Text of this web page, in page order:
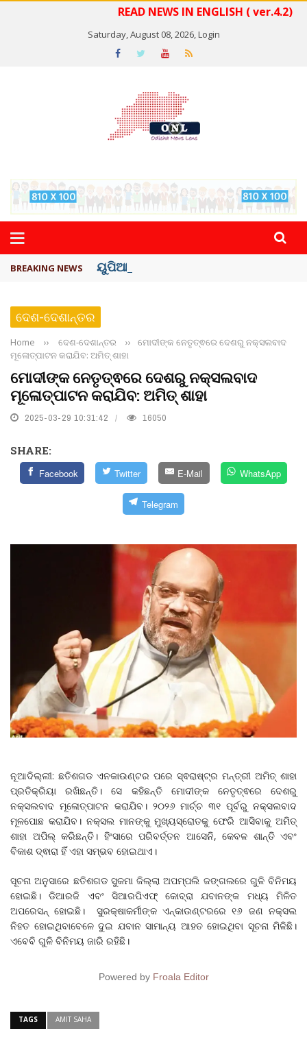
READ NEWS IN ENGLISH ( ver.4.2)
Saturday, August 08, 2026,Login
BREAKING NEWS ୟୁପିଆଇ ଓ ଅନ୍ୟାନ୍ୟ ଡିଜିଟାଲ୍ ନେଣଦେଣ ...
ଦେଶ-ଦେଶାନ୍ତର
Home ›› ଦେଶ-ଦେଶାନ୍ତର ››
ମୋଦୀଙ୍କ ନେତୃତ୍ଵରେ ଦେଶରୁ ନକ୍ସଲବାଦ
ମୂଳୋତ୍ପାଟନ କରାଯିବ: ଅମିତ୍ ଶାହା
ମୋଦୀଙ୍କ ନେତୃତ୍ଵରେ ଦେଶରୁ ନକ୍ସଲବାଦ
ମୂଳୋତ୍ପାଟନ କରାଯିବ: ଅମିତ୍ ଶାହା
2025-03-29 10:31:42 16050
SHARE:
Facebook Twitter E-Mail WhatsApp
Telegram
ନୂଆଦିଲ୍ଲୀ: ଛତିଶଗଡ ଏନକାଉଣ୍ଟର ପରେ ସ୍ଵରାଷ୍ଟ୍ର ମନ୍ତ୍ରୀ ଅମିତ୍ ଶାହା
ପ୍ରତିକ୍ରିୟା ରଖିଛନ୍ତି। ସେ କହିଛନ୍ତି ମୋଦୀଙ୍କ ନେତୃତ୍ଵରେ ଦେଶରୁ
ନକ୍ସଲବାଦ ମୂଳୋତ୍ପାଟନ କରାଯିବ। ୨୦୨୬ ମାର୍ଚ୍ଚ ୩୧ ପୂର୍ବରୁ ନକ୍ସଲବାଦ
ମୂଳପୋଛ କରାଯିବ। ନକ୍ସଲ ମାନଙ୍କୁ ମୁଖ୍ୟସ୍ରୋତକୁ ଫେରି ଆସିବାକୁ ଅମିତ୍
ଶାହା ଅପିଲ୍‌ କରିଛନ୍ତି। ହିଂସାରେ ପରିବର୍ତ୍ତନ ଆସେନି, କେବଳ ଶାନ୍ତି ଏବଂ
ବିକାଶ ଦ୍ଵାରା ହିଁ ଏହା ସମ୍ଭବ ହୋଇଥାଏ।
ସୂଚନା ଅନୁସାରେ ଛତିଶଗଡ ସୁକମା ଜିଲ୍ଲା ଅପମ୍ପଲି ଜଙ୍ଗଲରେ ଗୁଳି ବିନିମୟ
ହୋଇଛି। ଡିଆରଜି ଏବଂ ସିଆରପିଏଫ୍ କୋବ୍ରା ଯବାନଙ୍କ ମଧ୍ୟ ମିଳିତ
ଅପରେସନ୍ ହୋଇଛି। ସୁରକ୍ଷାକର୍ମୀଙ୍କ ଏନ୍‌କାଉଣ୍ଟରରେ ୧୬ ଜଣ ନକ୍ସଲ
ନିହତ ହୋଇଥିବାବେଳେ ଦୁଇ ଯବାନ ସାମାନ୍ୟ ଆହତ ହୋଇଥିବା ସୂଚନା ମିଳିଛି।
ଏବେବି ଗୁଳି ବିନିମୟ ଜାରି ରହିଛି।
Powered by Froala Editor
TAGS AMIT SAHA